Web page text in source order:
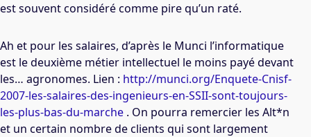
est souvent considéré comme pire qu’un raté.
Ah et pour les salaires, d’après le Munci l’informatique
est le deuxième métier intellectuel le moins payé devant
les… agronomes. Lien : http://munci.org/Enquete-Cnisf-
2007-les-salaires-des-ingenieurs-en-SSII-sont-toujours-
les-plus-bas-du-marche . On pourra remercier les Alt*n
et un certain nombre de clients qui sont largement